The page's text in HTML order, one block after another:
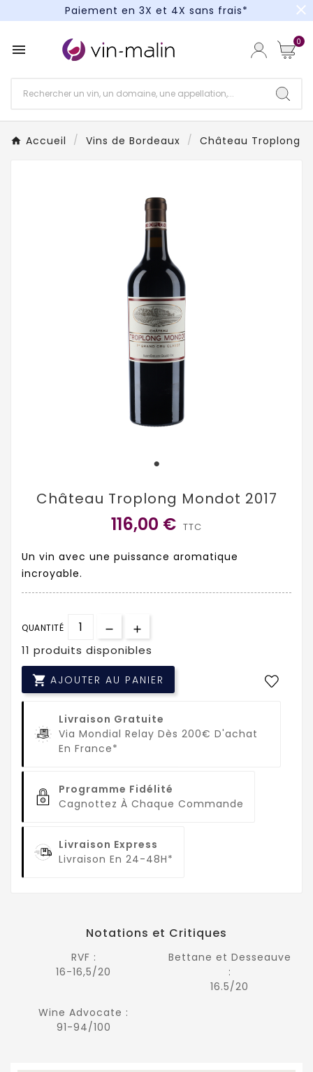
Paiement en 3X et 4X sans frais*
Paiement en 3X et 4X sans frais*
close
 0
Accueil Vins de Bordeaux Château Troplong
Château Troplong Mondot 2017
116,00 € TTC
Un vin avec une puissance aromatique
incroyable.
QUANTITÉ
11 produits disponibles
 AJOUTER AU PANIER
Livraison Gratuite
Via Mondial Relay Dès 200€ D'achat
En France*
Programme Fidélité
Cagnottez À Chaque Commande
Livraison Express
Livraison En 24-48H*
Notations et Critiques
RVF :
16-16,5/20
Bettane et Desseauve
:
16.5/20
Wine Advocate :
91-94/100